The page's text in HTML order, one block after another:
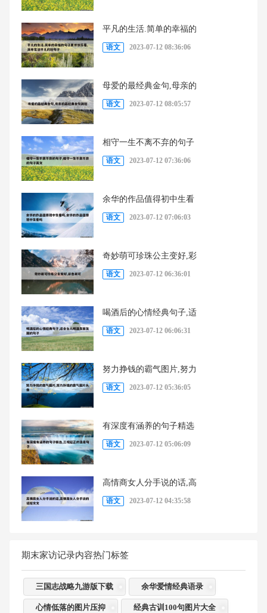
平凡的生活.简单的幸福的
语文 2023-07-12 08:36:06
母爱的最经典金句,母亲的
语文 2023-07-12 08:05:57
相守一生不离不弃的句子
语文 2023-07-12 07:36:06
余华的作品值得初中生看
语文 2023-07-12 07:06:03
奇妙萌可珍珠公主变好,彩
语文 2023-07-12 06:36:01
喝酒后的心情经典句子,适
语文 2023-07-12 06:06:31
努力挣钱的霸气图片,努力
语文 2023-07-12 05:36:05
有深度有涵养的句子精选
语文 2023-07-12 05:06:09
高情商女人分手说的话,高
语文 2023-07-12 04:35:58
期末家访记录内容热门标签
三国志战略九游版下载 余华爱情经典语录
心情低落的图片压抑 经典古训100句图片大全